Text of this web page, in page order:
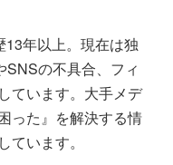
年以上。現在は独
の不具合、フィ
ています。大手メデ
った』を解決する情
います。